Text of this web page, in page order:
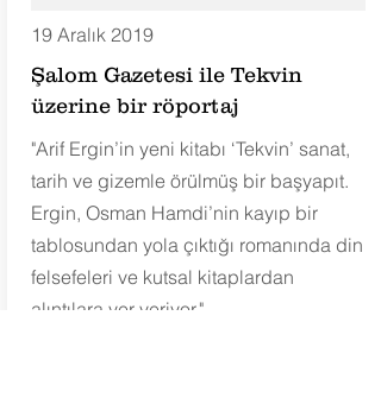
19 Aralık 2019
Şalom Gazetesi ile Tekvin
üzerine bir röportaj
"Arif Ergin’in yeni kitabı ‘Tekvin’ sanat,
tarih ve gizemle örülmüş bir başyapıt.
Ergin, Osman Hamdi’nin kayıp bir
tablosundan yola çıktığı romanında din
felsefeleri ve kutsal kitaplardan
alıntılara yer veriyor."